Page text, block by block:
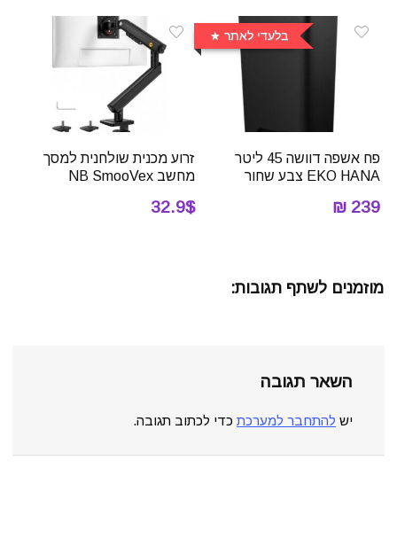
בלעדי לאתר
פח אשפה דוושה 45 ליטר
EKO HANA צבע שחור
239 ₪
זרוע מכנית שולחנית למסך
מחשב NB SmooVex
32.9$
מוזמנים לשתף תגובות:
השאר תגובה
יש להתחבר למערכת כדי לכתוב תגובה.